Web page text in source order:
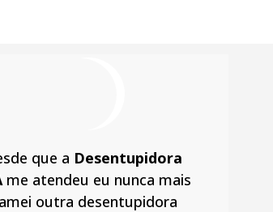
que a Desentupidora
me atendeu eu nunca mais
outra desentupidora